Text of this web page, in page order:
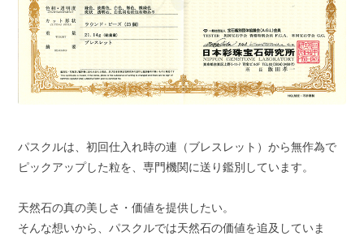
パスクルは、初回仕入れ時の連（ブレスレット）から無作為で
ピックアップした粒を、専門機関に送り鑑別しています。
天然石の真の美しさ・価値を提供したい。
そんな想いから、パスクルでは天然石の価値を追及していま